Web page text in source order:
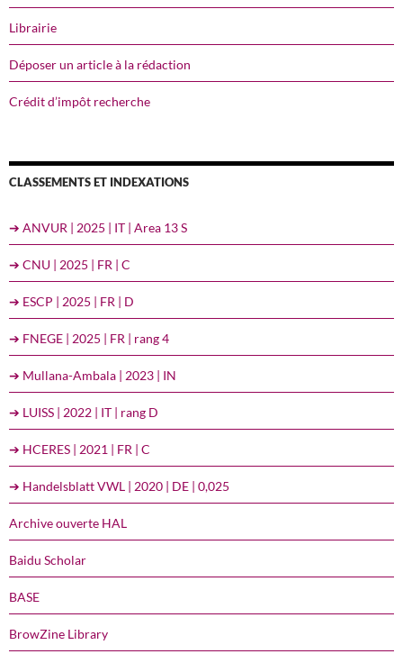
Librairie
Déposer un article à la rédaction
Crédit d’impôt recherche
CLASSEMENTS ET INDEXATIONS
➔ ANVUR | 2025 | IT | Area 13 S
➔ CNU | 2025 | FR | C
➔ ESCP | 2025 | FR | D
➔ FNEGE | 2025 | FR | rang 4
➔ Mullana-Ambala | 2023 | IN
➔ LUISS | 2022 | IT | rang D
➔ HCERES | 2021 | FR | C
➔ Handelsblatt VWL | 2020 | DE | 0,025
Archive ouverte HAL
Baidu Scholar
BASE
BrowZine Library